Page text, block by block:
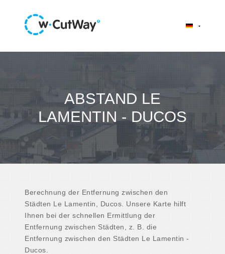
ABSTAND LE
LAMENTIN - DUCOS
Berechnung der Entfernung zwischen den
Städten Le Lamentin, Ducos. Unsere Karte hilft
Ihnen bei der schnellen Ermittlung der
Entfernung zwischen Städten, z. B. die
Entfernung zwischen den Städten Le Lamentin -
Ducos.